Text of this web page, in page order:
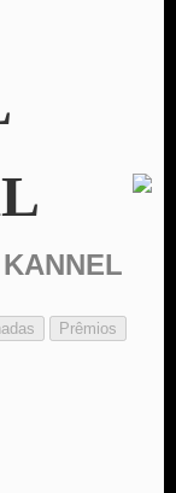
Prêmios